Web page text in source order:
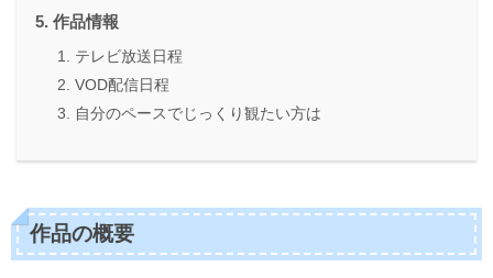
作品情報
テレビ放送日程
VOD配信日程
自分のペースでじっくり観たい方は
作品の概要